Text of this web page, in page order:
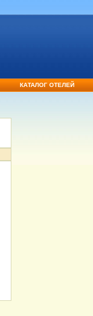
КАТАЛОГ ОТЕЛЕЙ